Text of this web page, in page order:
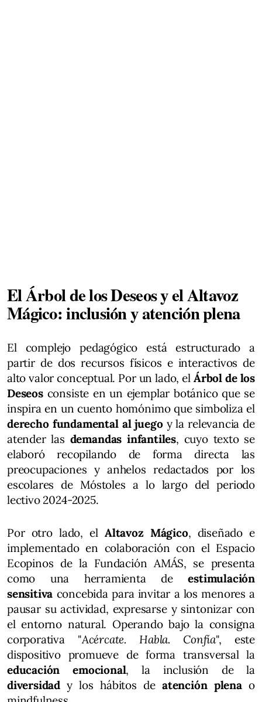
El Árbol de los Deseos y el Altavoz
Mágico: inclusión y atención plena
El complejo pedagógico está estructurado a
partir de dos recursos físicos e interactivos de
alto valor conceptual. Por un lado, el Árbol de los
Deseosconsiste en un ejemplar botánico que se
inspira en un cuento homónimo que simboliza el
derecho fundamental al juego y la relevancia de
atender las demandas infantiles, cuyo texto se
elaboró recopilando de forma directa las
preocupaciones y anhelos redactados por los
escolares de Móstoles a lo largo del periodo
lectivo 2024-2025.
Por otro lado, elAltavoz Mágico, diseñado e
implementado en colaboración con el Espacio
Ecopinos de la Fundación AMÁS, se presenta
como una herramienta deestimulación
sensitiva concebida para invitar a los menores a
pausar su actividad, expresarse y sintonizar con
el entorno natural. Operando bajo la consigna
corporativa "Acércate. Habla. Confía", este
dispositivo promueve de forma transversal la
educación emocional, la inclusión de la
diversidady los hábitos deatención plenao